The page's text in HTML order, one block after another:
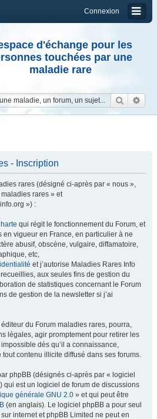
Connexion
d'échange pour les
touchées par une
maladie rare
- Inscription
rares (désigné ci-après par « nous »,
rares » et
») :
qui régit le fonctionnement du Forum, et
en vigueur en France, en particulier à ne
abusif, obscène, vulgaire, diffamatoire,
etc,
et j’autorise Maladies Rares Info
aux seules fins de gestion du
de statistiques concernant le Forum
de gestion de la newsletter si j’ai
du Forum maladies rares, pourra,
légales, agir promptement pour retirer les
dès qu’il a connaissance,
contenu illicite diffusé dans ses forums.
phpBB (désignés ci-après par « logiciel
qui est un logiciel de forum de discussions
générale GNU 2.0 » et qui peut être
(en anglais). Le logiciel phpBB a pour seul
internet et phpBB Limited ne peut en